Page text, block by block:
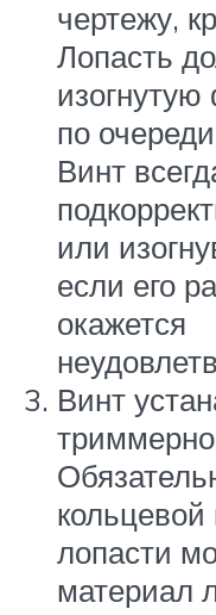
чертежу,
Лопасть
по
Винт
или
если его
окажется
Винт
кольцевой
лопасти
материал